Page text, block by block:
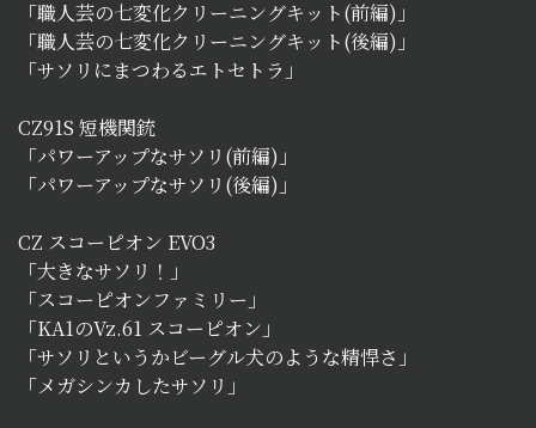
「職人芸の七変化クリーニングキット(前編)」
「職人芸の七変化クリーニングキット(後編)」
「サソリにまつわるエトセトラ」
CZ91S 短機関銃
「パワーアップなサソリ(前編)」
「パワーアップなサソリ(後編)」
CZ スコーピオン EVO3
「大きなサソリ！」
「スコーピオンファミリー」
「KA1のVz.61 スコーピオン」
「サソリというかビーグル犬のような精悍さ」
「メガシンカしたサソリ」